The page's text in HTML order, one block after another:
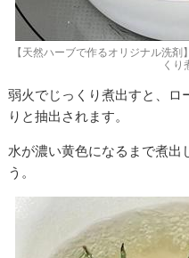
【天然ハーブで作るオリジナル洗
くり
弱火でじっくり煮出すと、ロ
りと抽出されます。
水が濃い黄色になるまで煮出
う。